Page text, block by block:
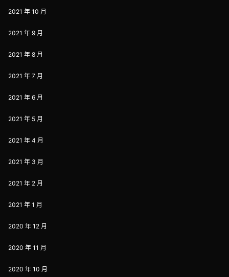
2021 年 10 月
2021 年 9 月
2021 年 8 月
2021 年 7 月
2021 年 6 月
2021 年 5 月
2021 年 4 月
2021 年 3 月
2021 年 2 月
2021 年 1 月
2020 年 12 月
2020 年 11 月
2020 年 10 月